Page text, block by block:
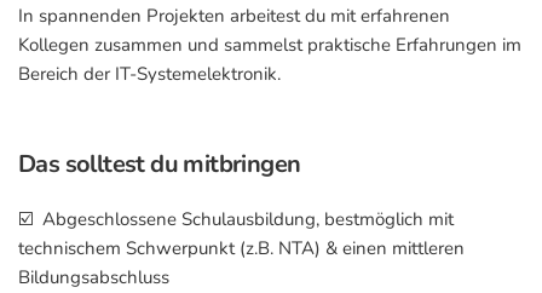
In spannenden Projekten arbeitest du mit erfahrenen
Kollegen zusammen und sammelst praktische Erfahrungen im
Bereich der IT-Systemelektronik.
Das solltest du mitbringen
☑️ Abgeschlossene Schulausbildung, bestmöglich mit
technischem Schwerpunkt (z.B. NTA) & einen mittleren
Bildungsabschluss